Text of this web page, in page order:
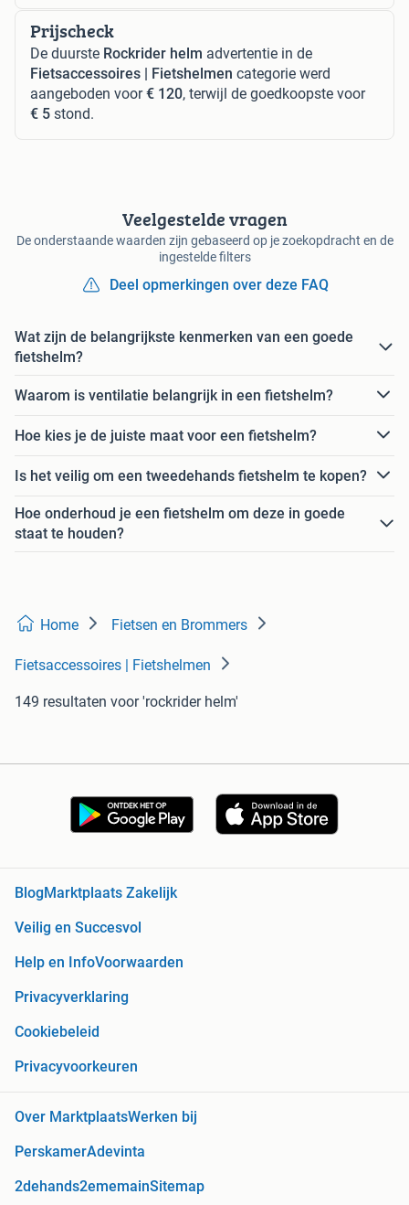
Prijscheck
De duurste Rockrider helm advertentie in de
Fietsaccessoires | Fietshelmen categorie werd
aangeboden voor€ 120, terwijl de goedkoopste voor
€ 5 stond.
Veelgestelde vragen
De onderstaande waarden zijn gebaseerd op je zoekopdracht en de
ingestelde filters
Deel opmerkingen over deze FAQ
Wat zijn de belangrijkste kenmerken van een goede
fietshelm?
Waarom is ventilatie belangrijk in een fietshelm?
Hoe kies je de juiste maat voor een fietshelm?
Is het veilig om een tweedehands fietshelm te kopen?
Hoe onderhoud je een fietshelm om deze in goede
staat te houden?
Home Fietsen en Brommers
Fietsaccessoires | Fietshelmen
149 resultaten voor 'rockrider helm'
Blog Marktplaats Zakelijk
Veilig en Succesvol
Help en InfoVoorwaarden
Privacyverklaring
Cookiebeleid
Privacyvoorkeuren
Over MarktplaatsWerken bij
PerskamerAdevinta
2dehands2ememainSitemap